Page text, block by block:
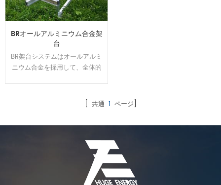
BRオールアルミニウム合金架
台
BR架台システムはオールアルミ
ニウム合金を採用して、全体的
ンに取り付けられます、太陽光
くて、太陽光架台は悪質な環境
で長い使用寿命を確保できま
[ 共通 1 ページ]